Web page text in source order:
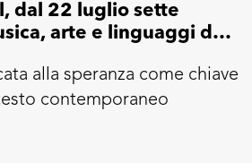
dal 22 luglio sette
arte e linguaggi del
alla speranza come chiave
contemporaneo